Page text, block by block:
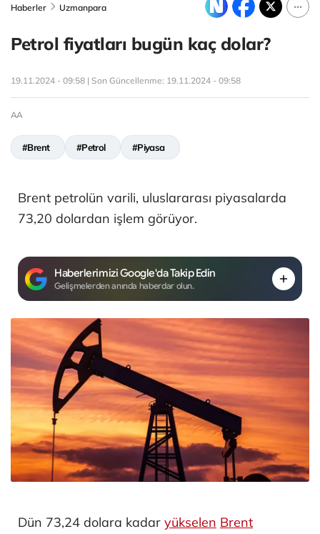
Haberler Uzmanpara
Petrol fiyatları bugün kaç dolar?
19.11.2024 - 09:58 | Son Güncellenme: 19.11.2024 - 09:58
AA
#Brent #Petrol #Piyasa
Brent petrolün varili, uluslararası piyasalarda
73,20​​​​​​​ dolardan işlem görüyor.
Haberlerimizi Google'da Takip Edin
Gelişmelerden anında haberdar olun.
Dün 73,24 dolara kadar yükselen Brent